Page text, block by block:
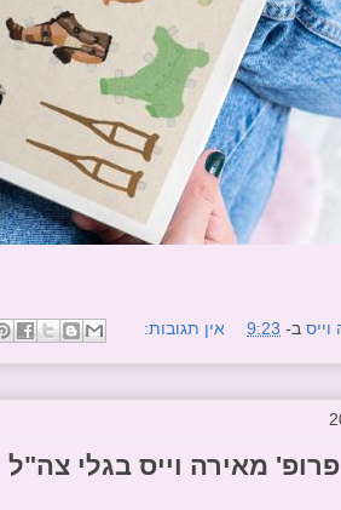
ב- 9:23 אין תגובות:
פרופ' מאירה וייס בגלי